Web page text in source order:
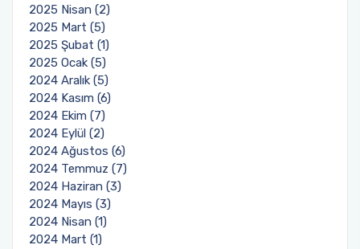
2025 Nisan (2)
2025 Mart (5)
2025 Şubat (1)
2025 Ocak (5)
2024 Aralık (5)
2024 Kasım (6)
2024 Ekim (7)
2024 Eylül (2)
2024 Ağustos (6)
2024 Temmuz (7)
2024 Haziran (3)
2024 Mayıs (3)
2024 Nisan (1)
2024 Mart (1)